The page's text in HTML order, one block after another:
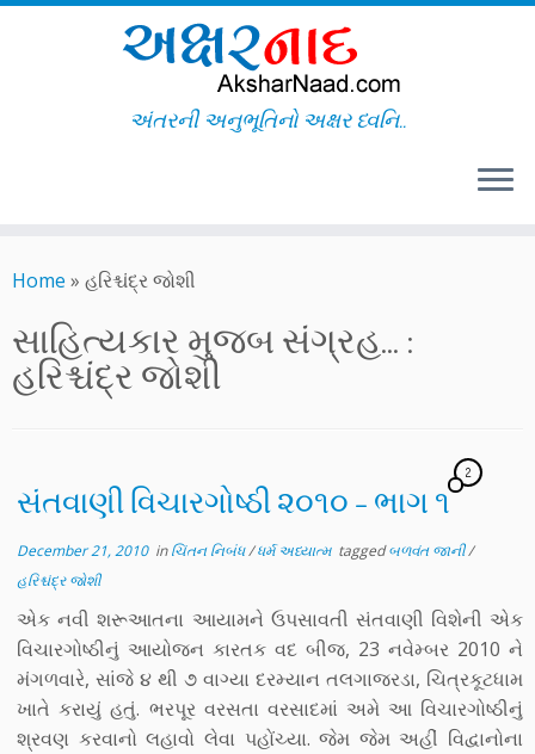
to
અંતરની અનુભૂતિનો અક્ષર ધ્વનિ..
Home » હરિશ્ચંદ્ર જોશી
સાહિત્યકાર મુજબ સંગ્રહ... :
હરિશ્ચંદ્ર જોશી
સંતવાણી વિચારગોષ્ઠી ૨૦૧૦ – ભાગ ૧
2
December 21, 2010inચિંતન નિબંધ/ધર્મ અધ્યાત્મ taggedબળવંત જાની/
હરિશ્ચંદ્ર જોશી
એક નવી શરૂઆતના આયામને ઉપસાવતી સંતવાણી વિશેની એક
વિચારગોષ્ઠીનું આયોજન કારતક વદ બીજ, 23 નવેમ્બર 2010 ને
મંગળવારે, સાંજે ૪ થી ૭ વાગ્યા દરમ્યાન તલગાજરડા, ચિત્રકૂટધામ
ખાતે કરાયું હતું. ભરપૂર વરસતા વરસાદમાં અમે આ વિચારગોષ્ઠીનું
શ્રવણ કરવાનો લહાવો લેવા પહોંચ્યા. જેમ જેમ અહીં વિદ્વાનોના